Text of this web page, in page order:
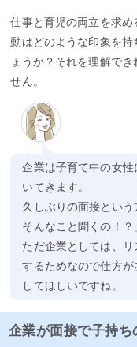
仕事と育児の両立を求
動はどのような印象を
ょうか？それを理解で
せん。
企業は子育て中の女
いてきます。
久しぶりの面接とい
そんなこと聞くの！？
ただ企業としては、
するためなので仕方
してほしいですね。
企業が面接で子持ち